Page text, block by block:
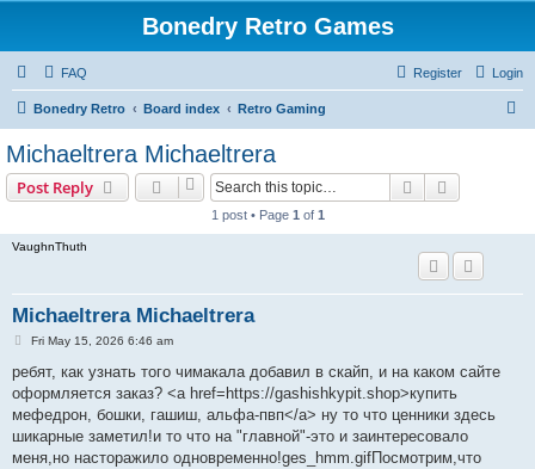
Bonedry Retro Games
FAQ Login
Register
Bonedry Retro Board index Retro Gaming
Michaeltrera Michaeltrera
Post Reply Search
1 post • Page 1 of 1
VaughnThuth
Michaeltrera Michaeltrera
P
s
Fri May 15, 2026 6:46 am
ребят, как узнать того чимакала добавил в скайп, и на каком сайте
оформляется заказ? <a href=https://gashishkypit.shop>купить
мефедрон, бошки, гашиш, альфа-пвп</a> ну то что ценники здесь
шикарные заметил!и то что на "главной"-это и заинтересовало
меня,но насторажило одновременно!ges_hmm.gifПосмотрим,что